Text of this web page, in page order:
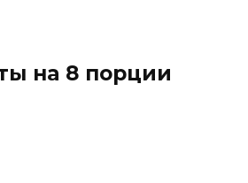
на 8 порции